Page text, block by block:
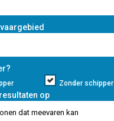
Zonder schipper
op
dat meevaren kan